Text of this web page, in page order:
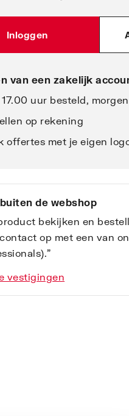
Inloggen
van een zakelijk
17.00 uur besteld,
op rekening
offertes met je eigen
de webshop
bekijken en
op met een van
vestigingen